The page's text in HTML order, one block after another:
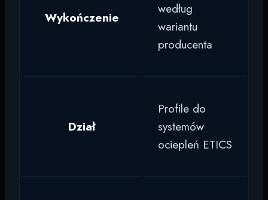
Wykończenie
według
wariantu
producenta
Dział
Profile do
systemów
ociepleń ETICS